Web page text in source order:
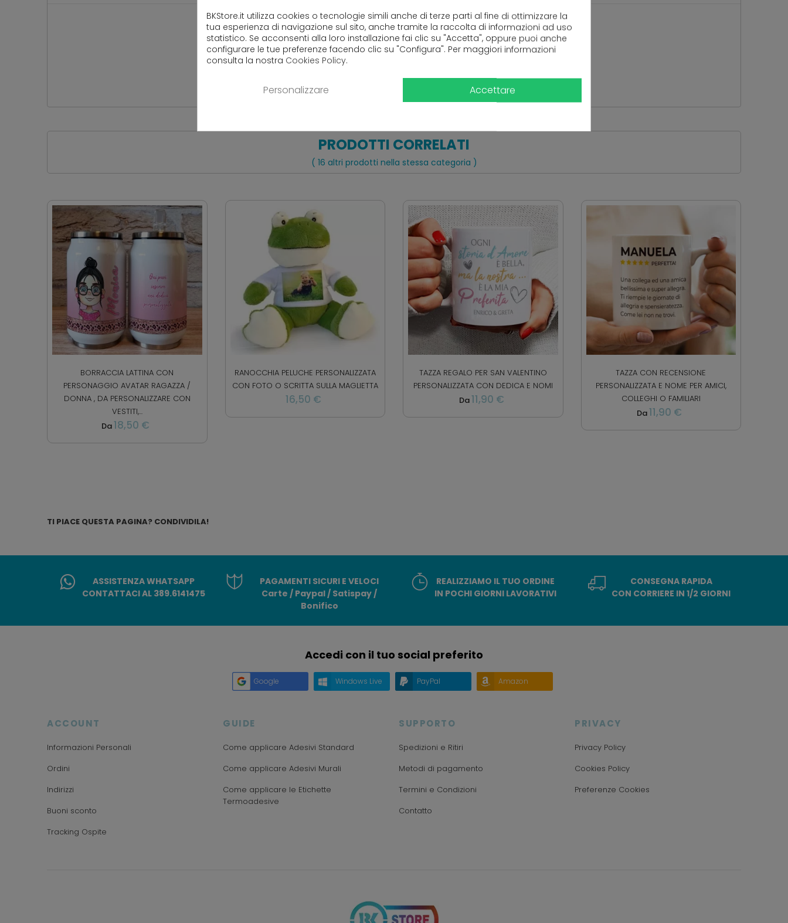
Ancora nessuna recensione da parte degli utenti.
PRODOTTI CORRELATI
( 16 altri prodotti nella stessa categoria )
BORRACCIA LATTINA CON
PERSONAGGIO AVATAR RAGAZZA /
DONNA , DA PERSONALIZZARE CON
VESTITI,...
Da18,50 €
RANOCCHIA PELUCHE PERSONALIZZATA
CON FOTO O SCRITTA SULLA MAGLIETTA
16,50 €
TAZZA REGALO PER SAN VALENTINO
PERSONALIZZATA CON DEDICA E NOMI
Da11,90 €
TAZZA CON RECENSIONE
PERSONALIZZATA E NOME PER AMICI,
COLLEGHI O FAMILIARI
Da11,90 €
TI PIACE QUESTA PAGINA? CONDIVIDILA!
ASSISTENZA WHATSAPP
CONTATTACI AL 389.6141475
PAGAMENTI SICURI E VELOCI
Carte / Paypal / Satispay /
Bonifico
REALIZZIAMO IL TUO ORDINE
IN POCHI GIORNI LAVORATIVI
CONSEGNA RAPIDA
CON CORRIERE IN 1/2 GIORNI
Accedi con il tuo social preferito
Google Windows Live PayPal Amazon
ACCOUNT
Informazioni Personali
Ordini
Indirizzi
Buoni sconto
Tracking Ospite
GUIDE
Come applicare Adesivi Standard
Come applicare Adesivi Murali
Come applicare le Etichette
Termoadesive
SUPPORTO
Spedizioni e Ritiri
Metodi di pagamento
Termini e Condizioni
Contatto
PRIVACY
Privacy Policy
Cookies Policy
Preferenze Cookies
BKStore.it utilizza cookies o tecnologie simili anche di terze parti al fine di ottimizzare la
tua esperienza di navigazione sul sito, anche tramite la raccolta di informazioni ad uso
statistico. Se acconsenti alla loro installazione fai clic su "Accetta", oppure puoi anche
configurare le tue preferenze facendo clic su "Configura". Per maggiori informazioni
consulta la nostra Cookies Policy.
Accettare
Personalizzare